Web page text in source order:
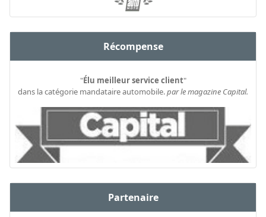
Récompense
"Élu meilleur service client"
dans la catégorie mandataire automobile.par le magazine Capital.
Partenaire